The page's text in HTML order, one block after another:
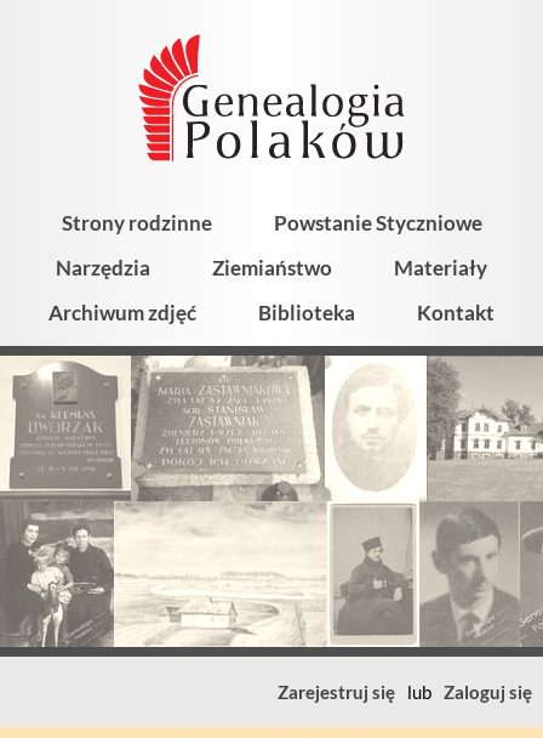
Strony rodzinne
Powstanie Styczniowe
Narzędzia
Ziemiaństwo
Materiały
Archiwum zdjęć
Biblioteka Kontakt
Zarejestruj się lub Zaloguj się